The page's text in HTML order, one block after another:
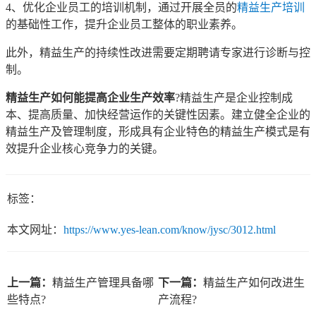
4、优化企业员工的培训机制，通过开展全员的精益生产培训
的基础性工作，提升企业员工整体的职业素养。
此外，精益生产的持续性改进需要定期聘请专家进行诊断与控
制。
精益生产如何能提高企业生产效率?精益生产是企业控制成
本、提高质量、加快经营运作的关键性因素。建立健全企业的
精益生产及管理制度，形成具有企业特色的精益生产模式是有
效提升企业核心竞争力的关键。
标签：
本文网址： https://www.yes-lean.com/know/jysc/3012.html
上一篇： 精益生产管理具备哪
些特点?
下一篇： 精益生产如何改进生
产流程?